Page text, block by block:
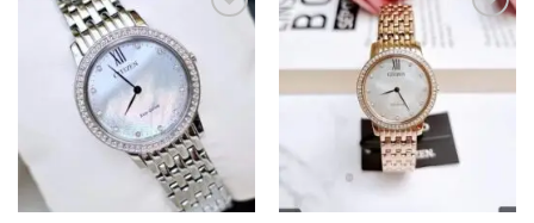
Wishlist
Wishlist